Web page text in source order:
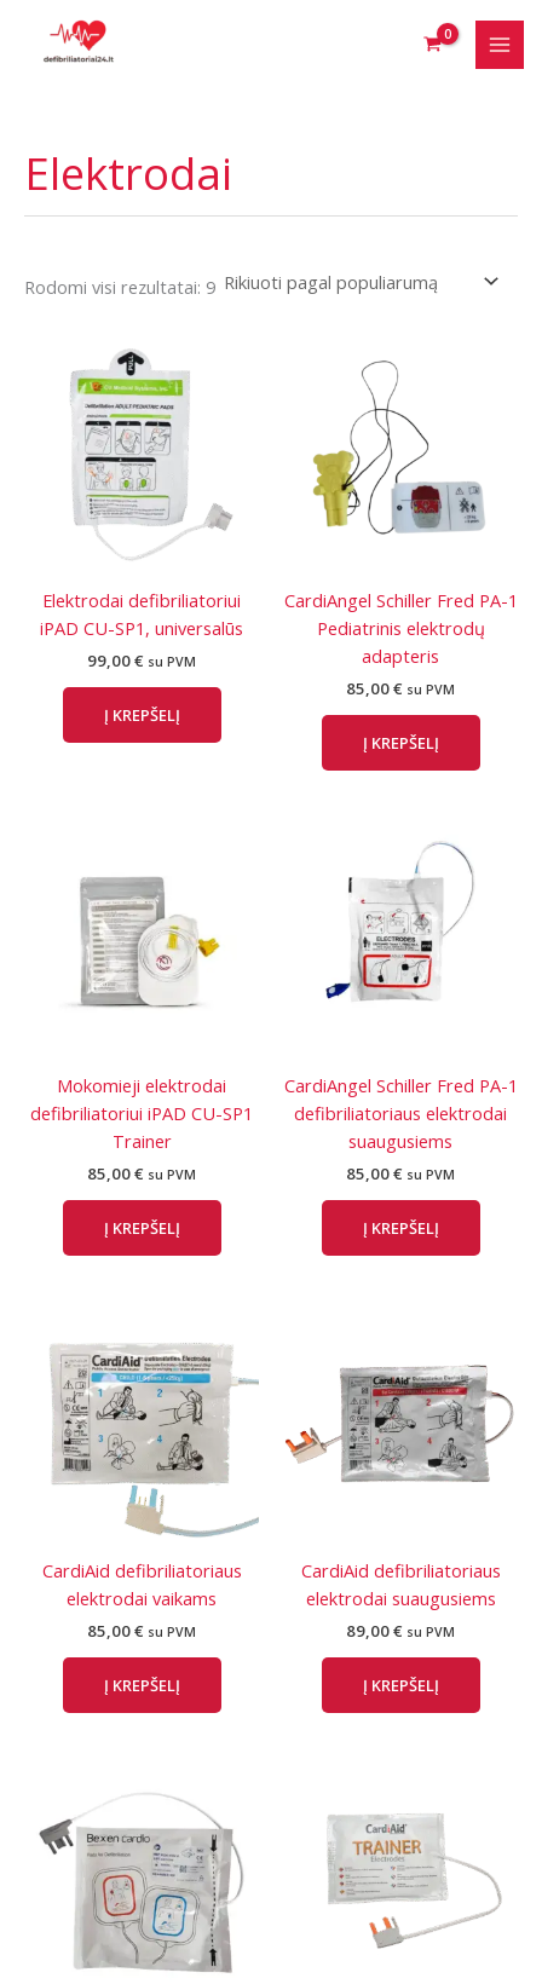
turinio
Elektrodai
Rodomi visi rezultatai: 9Rūšiuojama
Elektrodai defibriliatoriui
iPAD CU-SP1, universalūs
99,00€ su PVM
Į KREPŠELĮ
CardiAngel Schiller Fred PA-1
Pediatrinis elektrodų
adapteris
85,00€ su PVM
Į KREPŠELĮ
Mokomieji elektrodai
defibriliatoriui iPAD CU-SP1
Trainer
85,00€ su PVM
Į KREPŠELĮ
CardiAngel Schiller Fred PA-1
defibriliatoriaus elektrodai
suaugusiems
85,00€ su PVM
Į KREPŠELĮ
CardiAid defibriliatoriaus
elektrodai vaikams
85,00€ su PVM
Į KREPŠELĮ
CardiAid defibriliatoriaus
elektrodai suaugusiems
89,00€ su PVM
Į KREPŠELĮ